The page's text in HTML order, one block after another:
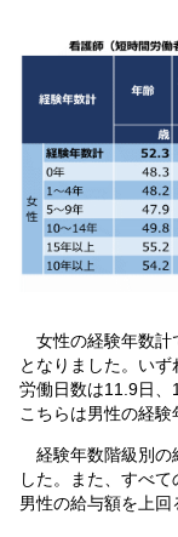
女性の経験年数計
となりました。い
労働日数は11.9日、
こちらは男性の経験
経験年数階級別の
した。また、すべ
男性の給与額を上回